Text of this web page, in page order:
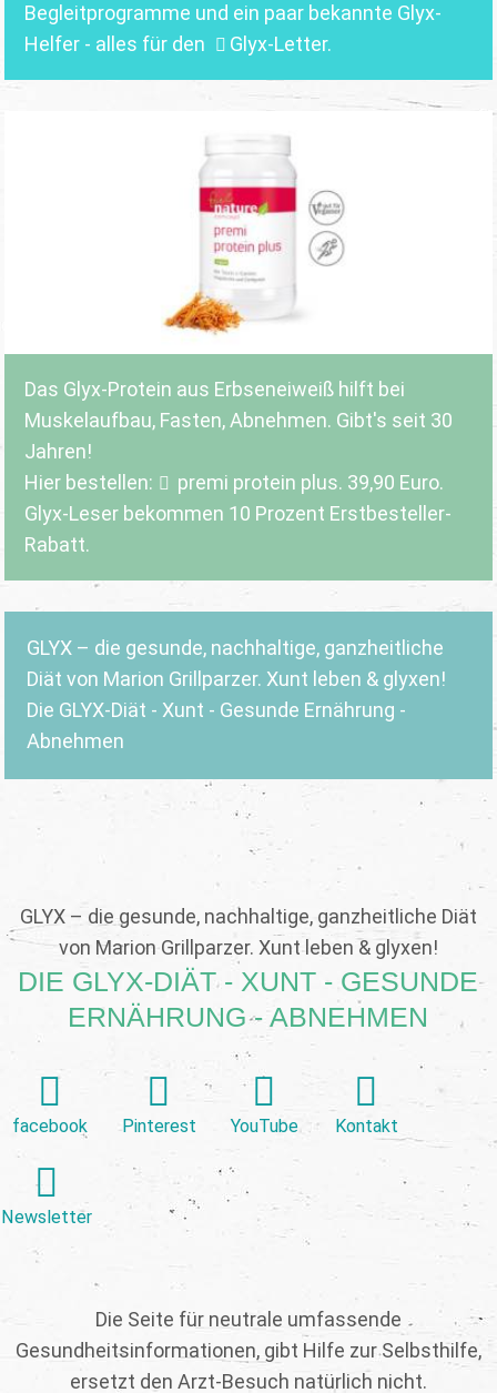
Begleitprogramme und ein paar bekannte Glyx-
Helfer - alles für den
Glyx-Letter.
Das Glyx-Protein aus Erbseneiweiß hilft bei
Muskelaufbau, Fasten, Abnehmen. Gibt's seit 30
Jahren!
Hier bestellen:
premi protein plus. 39,90 Euro.
Glyx-Leser bekommen 10 Prozent Erstbesteller-
Rabatt.
GLYX – die gesunde, nachhaltige, ganzheitliche
Diät von Marion Grillparzer. Xunt leben & glyxen!
Die GLYX-Diät - Xunt - Gesunde Ernährung -
Abnehmen
GLYX – die gesunde, nachhaltige, ganzheitliche Diät
von Marion Grillparzer. Xunt leben & glyxen!
DIE GLYX-DIÄT - XUNT - GESUNDE
ERNÄHRUNG - ABNEHMEN
facebook Pinterest YouTube Kontakt
Newsletter
Die Seite für neutrale umfassende
Gesundheitsinformationen, gibt Hilfe zur Selbsthilfe,
ersetzt den Arzt-Besuch natürlich nicht.